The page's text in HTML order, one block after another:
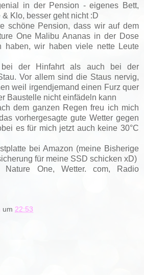
in der Pension - eigenes Bett,
Klo, besser geht nicht :D
schöne Pension, dass wir auf dem
One Malibu Ananas in der Dose
haben, wir haben viele nette Leute
der Hinfahrt als auch bei der
Vor allem sind die Staus nervig,
weil irgendjemand einen Furz quer
Baustelle nicht einfädeln kann
dem ganzen Regen freu ich mich
vorhergesagte gute Wetter gegen
es für mich jetzt auch keine 30°C
bei Amazon (meine Bisherige
für meine SSD schicken xD)
One, Wetter. com, Radio
um 22:53